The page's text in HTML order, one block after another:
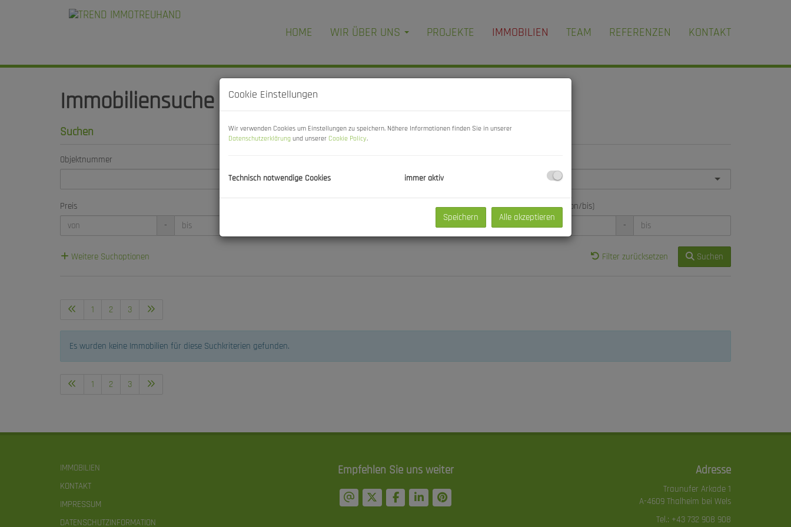
HOME WIR ÜBER UNS PROJEKTE IMMOBILIEN TEAM REFERENZEN KONTAKT
Immobiliensuche
Suchen
Objektnummer
Alle
Kauf
Preis
-
Wohnfläche (von/bis)
-
Weitere Suchoptionen Filter zurücksetzen Suchen
1 2 3
Es wurden keine Immobilien für diese Suchkriterien gefunden.
1 2 3
IMMOBILIEN
KONTAKT
IMPRESSUM
DATENSCHUTZINFORMATION
Empfehlen Sie uns weiter Adresse
Traunufer Arkade 1
A-4609 Thalheim bei Wels
Tel.: +43 732 908 908
Cookie Einstellungen
Wir verwenden Cookies um Einstellungen zu speichern. Nähere Informationen finden Sie in unserer
Datenschutzerklärung und unserer Cookie Policy.
Technisch notwendige Cookies immer aktiv
Speichern Alle akzeptieren